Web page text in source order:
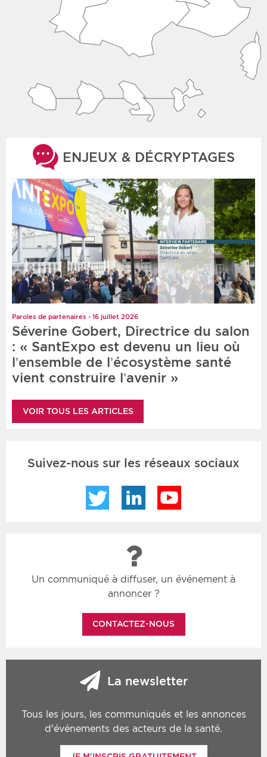
ENJEUX & DÉCRYPTAGES
Paroles de partenaires - 16 juillet 2026
Séverine Gobert, Directrice du salon
: « SantExpo est devenu un lieu où
l’ensemble de l’écosystème santé
vient construire l’avenir »
VOIR TOUS LES ARTICLES
Suivez-nous sur les réseaux sociaux
Twitter LinkedIn
Un communiqué à diffuser, un événement à
annoncer ?
CONTACTEZ-NOUS
La newsletter
Tous les jours, les communiqués et les annonces
d'événements des acteurs de la santé.